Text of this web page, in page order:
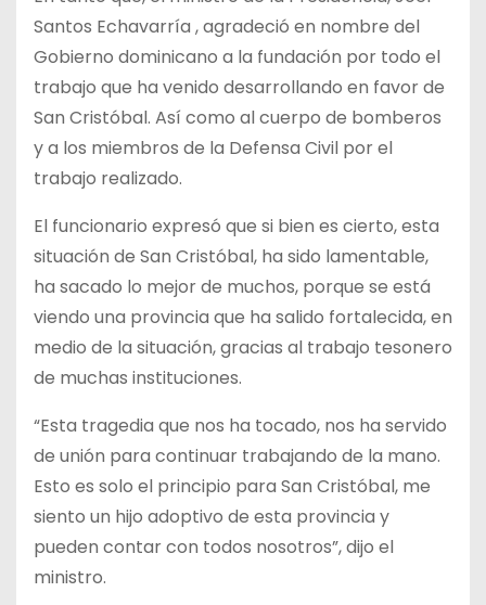
Santos Echavarría , agradeció en nombre del
Gobierno dominicano a la fundación por todo el
trabajo que ha venido desarrollando en favor de
San Cristóbal. Así como al cuerpo de bomberos
y a los miembros de la Defensa Civil por el
trabajo realizado.
El funcionario expresó que si bien es cierto, esta
situación de San Cristóbal, ha sido lamentable,
ha sacado lo mejor de muchos, porque se está
viendo una provincia que ha salido fortalecida, en
medio de la situación, gracias al trabajo tesonero
de muchas instituciones.
“Esta tragedia que nos ha tocado, nos ha servido
de unión para continuar trabajando de la mano.
Esto es solo el principio para San Cristóbal, me
siento un hijo adoptivo de esta provincia y
pueden contar con todos nosotros”, dijo el
ministro.